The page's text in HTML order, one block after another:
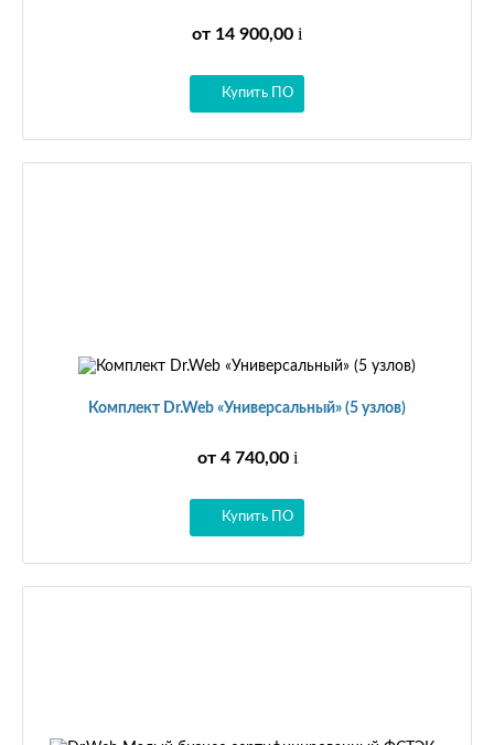
от 14 900,00 i
Купить ПО
Комплект Dr.Web «Универсальный» (5 узлов)
от 4 740,00 i
Купить ПО